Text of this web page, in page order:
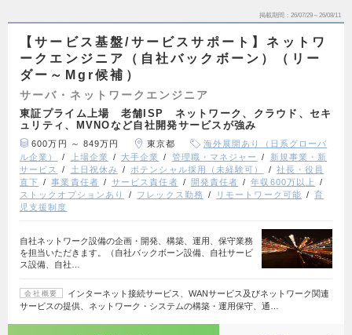
掲載期間 26/07/29～26/08/11
【サービス基盤/サービスサポート】ネットワ
ークエンジニア（自社バックボーン）（リー
ダー～Mgr候補）
サーバ・ネットワークエンジニア
東証プライム上場 老舗ISP ネットワーク、クラウド、セキ
ュリティ、MVNOなど自社開発サービスが強み
600万円 ～ 849万円 東京都
海外展開あり（日系グローバ
ル企業）
上場企業 大手企業 管理職・マネジャー
新規事業・新
サービス
土日祝休み ポテンシャル採用（未経験可）
社長・役員
直下
事業責任者 サービス責任者 開発責任者
年収600万以上
ストックオプションあり
フレックス勤務 リモートワーク可能
育
児支援制度
自社ネットワーク設備の企画・開発、構築、運用、保守業務
を担当いただきます。（自社バックボーン設備、自社サービ
ス設備、自社…
会社概要
インターネット接続サービス、WANサービス及びネットワーク関連
サービスの提供、ネットワーク・システムの構築・運用保守、通…